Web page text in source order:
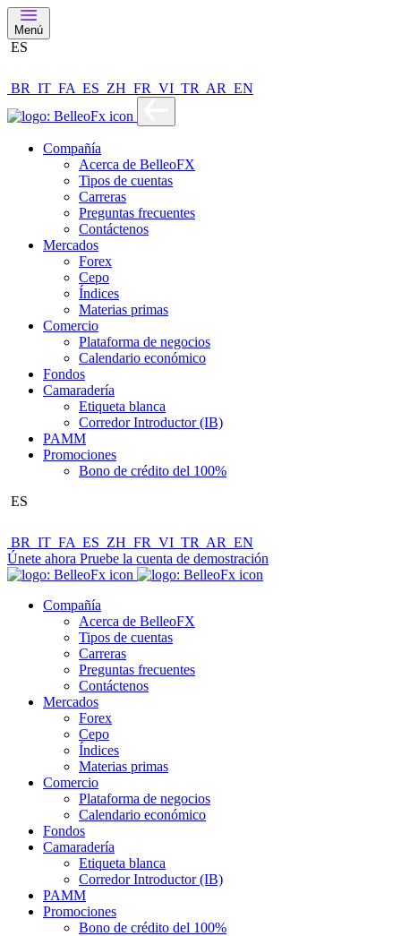
Menú
ES
BR IT FA ES ZH FR VI TR AR EN
Compañía
Acerca de BelleoFX
Tipos de cuentas
Carreras
Preguntas frecuentes
Contáctenos
Mercados
Forex
Cepo
Índices
Materias primas
Comercio
Plataforma de negocios
Calendario económico
Fondos
Camaradería
Etiqueta blanca
Corredor Introductor (IB)
PAMM
Promociones
Bono de crédito del 100%
ES
BR IT FA ES ZH FR VI TR AR EN
Únete ahora Pruebe la cuenta de demostración
Compañía
Acerca de BelleoFX
Tipos de cuentas
Carreras
Preguntas frecuentes
Contáctenos
Mercados
Forex
Cepo
Índices
Materias primas
Comercio
Plataforma de negocios
Calendario económico
Fondos
Camaradería
Etiqueta blanca
Corredor Introductor (IB)
PAMM
Promociones
Bono de crédito del 100%